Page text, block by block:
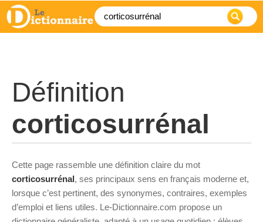
Définition
corticosurrénal
Cette page rassemble une définition claire du mot
corticosurrénal, ses principaux sens en français moderne et,
lorsque c’est pertinent, des synonymes, contraires, exemples
d’emploi et liens utiles. Le-Dictionnaire.com propose un